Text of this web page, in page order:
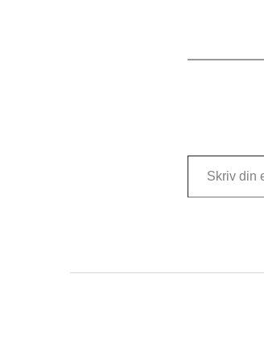
Skriv din e-post …